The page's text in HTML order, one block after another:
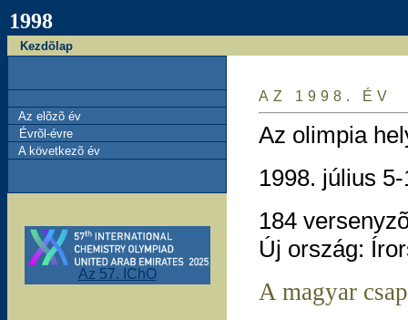
1998
Kezdõlap
Az elõzõ év
Évrõl-évre
A következõ év
Az 57. IChO
AZ 1998. ÉV
Az olimpia
1998. július
184
Új ország:
A magyar